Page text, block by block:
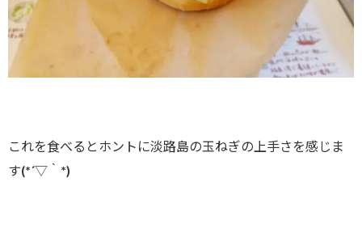
これを食べるとホントに淡路島の玉ねぎの上手さを感じま
す(*´▽｀*)